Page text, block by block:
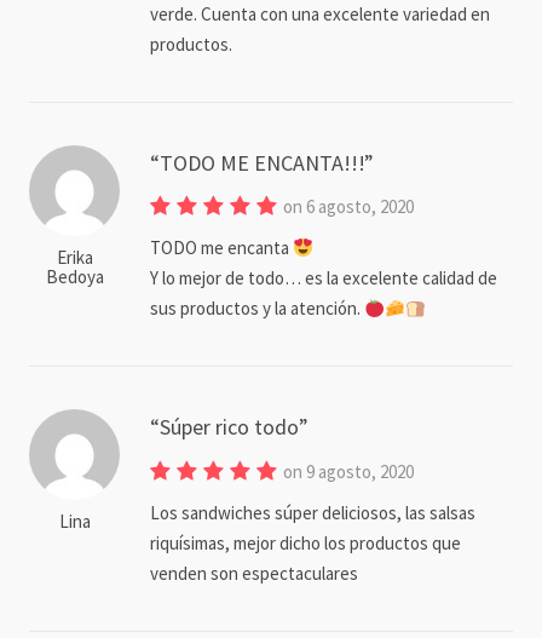
verde. Cuenta con una excelente variedad en
productos.
Erika
Bedoya
TODO ME ENCANTA!!!
on 6 agosto, 2020
TODO me encanta
Y lo mejor de todo… es la excelente calidad de
sus productos y la atención.
Lina
Súper rico todo
on 9 agosto, 2020
Los sandwiches súper deliciosos, las salsas
riquísimas, mejor dicho los productos que
venden son espectaculares